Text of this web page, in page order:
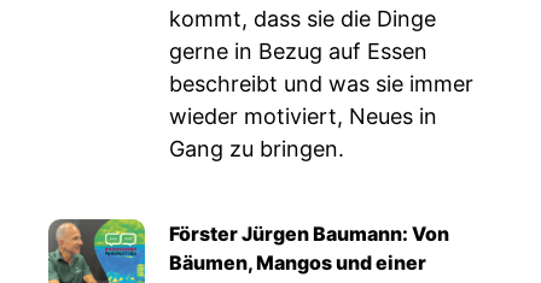
kommt, dass sie die Dinge
gerne in Bezug auf Essen
beschreibt und was sie immer
wieder motiviert, Neues in
Gang zu bringen.
Förster Jürgen Baumann: Von
Bäumen, Mangos und einer